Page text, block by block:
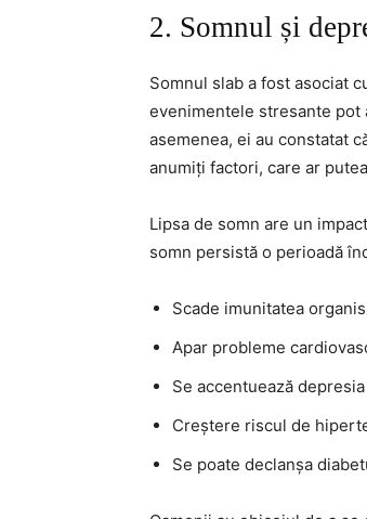
2. Somnul și
Somnul slab a fost asociat
evenimentele stresante pot
asemenea, ei au constatat
anumiți factori, care ar
Lipsa de somn are un
somn persistă o perioadă
Scade imunitatea
Apar probleme
Se accentuează depresia
Creștere riscul de
Se poate declanșa